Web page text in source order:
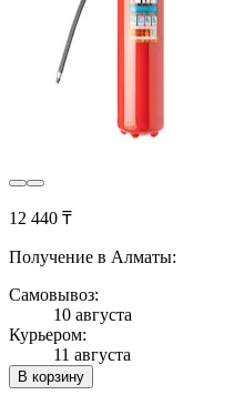
12 440 ₸
Получение в Алматы:
Самовывоз:
10 августа
Курьером:
11 августа
В корзину